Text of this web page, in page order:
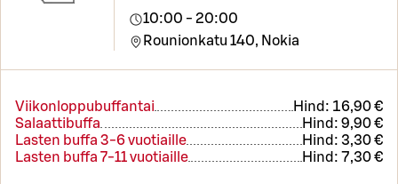
10:00 - 20:00
Rounionkatu 140, Nokia
Viikonloppubuffantai Hind: 16,90 €
Salaattibuffa
Hind: 9,90 €
Lasten buffa 3-6 vuotiaille
Hind: 3,30 €
Lasten buffa 7-11 vuotiaille
Hind: 7,30 €